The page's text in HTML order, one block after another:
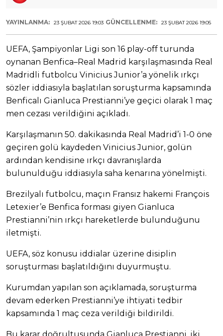
YAYINLANMA: 23 ŞUBAT 2026 19:03 GÜNCELLENME: 23 ŞUBAT 2026 19:05
UEFA, Şampiyonlar Ligi son 16 play-off turunda
oynanan Benfica–Real Madrid karşılaşmasında Real
Madridli futbolcu Vinicius Junior’a yönelik ırkçı
sözler iddiasıyla başlatılan soruşturma kapsamında
Benficalı Gianluca Prestianni’ye geçici olarak 1 maç
men cezası verildiğini açıkladı.
Karşılaşmanın 50. dakikasında Real Madrid’i 1-0 öne
geçiren golü kaydeden Vinicius Junior, golün
ardından kendisine ırkçı davranışlarda
bulunulduğu iddiasıyla saha kenarına yönelmişti.
Brezilyalı futbolcu, maçın Fransız hakemi François
Letexier’e Benfica forması giyen Gianluca
Prestianni’nin ırkçı hareketlerde bulunduğunu
iletmişti.
UEFA, söz konusu iddialar üzerine disiplin
soruşturması başlatıldığını duyurmuştu.
Kurumdan yapılan son açıklamada, soruşturma
devam ederken Prestianni’ye ihtiyati tedbir
kapsamında 1 maç ceza verildiği bildirildi.